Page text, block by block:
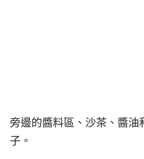
旁邊的醬料區、沙茶、醬油
子。